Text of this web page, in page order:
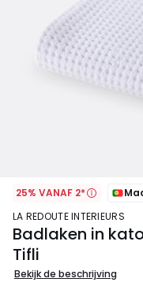
25% VANAF 2*
LA REDOUTE INTERIEURS
Badlaken in
Tifli
Bekijk de beschrijving